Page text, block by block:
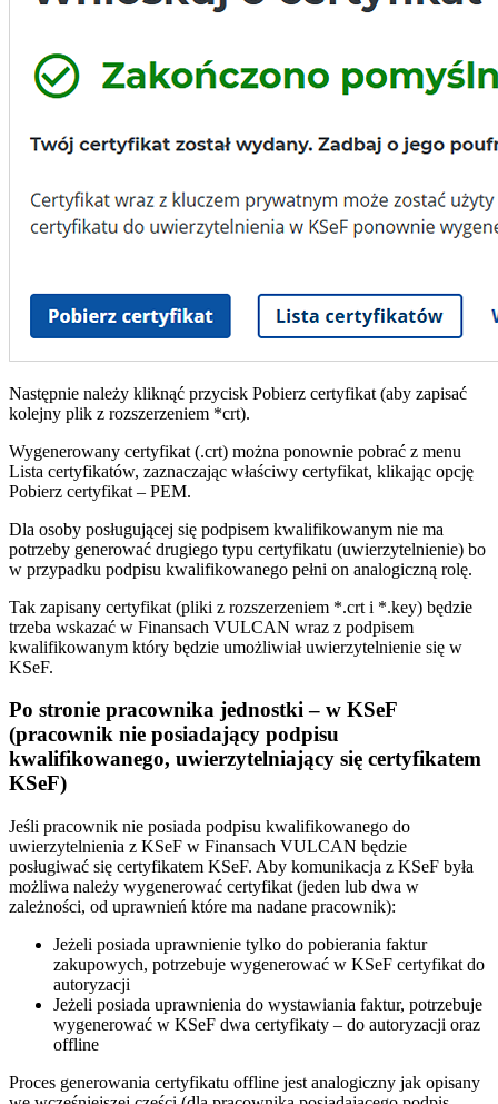
Następnie należy kliknąć przycisk Pobierz certyfikat (aby zapisać
kolejny plik z rozszerzeniem *crt).
Wygenerowany certyfikat (.crt) można ponownie pobrać z menu
Lista certyfikatów, zaznaczając właściwy certyfikat, klikając opcję
Pobierz certyfikat – PEM.
Dla osoby posługującej się podpisem kwalifikowanym nie ma
potrzeby generować drugiego typu certyfikatu (uwierzytelnienie) bo
w przypadku podpisu kwalifikowanego pełni on analogiczną rolę.
Tak zapisany certyfikat (pliki z rozszerzeniem *.crt i *.key) będzie
trzeba wskazać w Finansach VULCAN wraz z podpisem
kwalifikowanym który będzie umożliwiał uwierzytelnienie się w
KSeF.
Po stronie pracownika jednostki – w KSeF
(pracownik nie posiadający podpisu
kwalifikowanego, uwierzytelniający się certyfikatem
KSeF)
Jeśli pracownik nie posiada podpisu kwalifikowanego do
uwierzytelnienia z KSeF w Finansach VULCAN będzie
posługiwać się certyfikatem KSeF. Aby komunikacja z KSeF była
możliwa należy wygenerować certyfikat (jeden lub dwa w
zależności, od uprawnień które ma nadane pracownik):
Jeżeli posiada uprawnienie tylko do pobierania faktur
zakupowych, potrzebuje wygenerować w KSeF certyfikat do
autoryzacji
Jeżeli posiada uprawnienia do wystawiania faktur, potrzebuje
wygenerować w KSeF dwa certyfikaty – do autoryzacji oraz
offline
Proces generowania certyfikatu offline jest analogiczny jak opisany